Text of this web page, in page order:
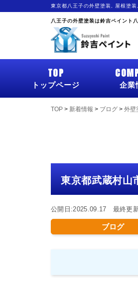
東京都八王子の外壁塗装, 屋根塗
八王子の外壁塗装は鈴吉ペイント
TOP
トップページ 企業
TOP > 新着情報 > ブログ > 外壁
東京都武蔵村山
公開日:2025.09.17 最終更
ブログ